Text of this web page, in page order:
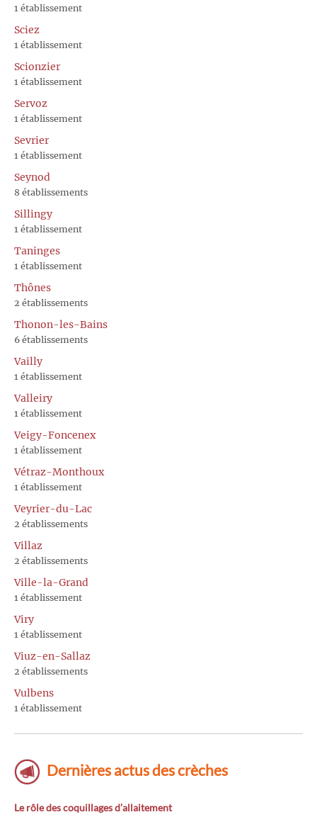
1 établissement
Sciez
1 établissement
Scionzier
1 établissement
Servoz
1 établissement
Sevrier
1 établissement
Seynod
8 établissements
Sillingy
1 établissement
Taninges
1 établissement
Thônes
2 établissements
Thonon-les-Bains
6 établissements
Vailly
1 établissement
Valleiry
1 établissement
Veigy-Foncenex
1 établissement
Vétraz-Monthoux
1 établissement
Veyrier-du-Lac
2 établissements
Villaz
2 établissements
Ville-la-Grand
1 établissement
Viry
1 établissement
Viuz-en-Sallaz
2 établissements
Vulbens
1 établissement
Dernières actus des crèches
Le rôle des coquillages d’allaitement